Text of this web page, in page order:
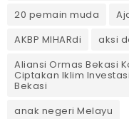
20 pemain muda
AKBP MIHARdi
aksi
Aliansi Ormas Bekasi
Ciptakan Iklim
Bekasi
anak negeri Melayu